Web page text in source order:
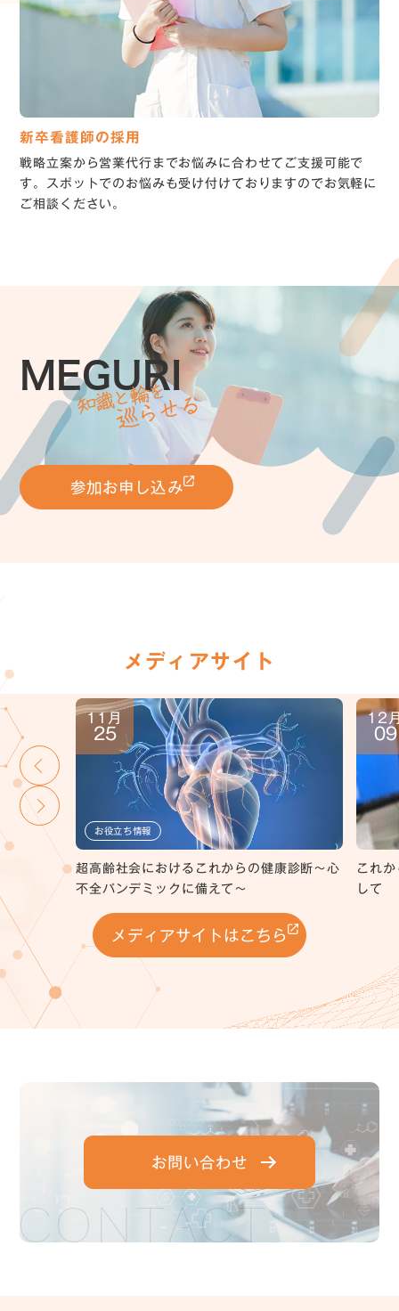
新卒看護師の採用
戦略立案から営業代行までお悩みに合わせてご支援可能で
す。スポットでのお悩みも受け付けておりますのでお気軽に
ご相談ください。
MEGURI
参加お申し込み
メディアサイト
11月
25
お役立ち情報
超高齢社会におけるこれからの健康診断～心
不全パンデミックに備えて～
12
09
これ
して
メディアサイトはこちら
お問い合わせ
CONTACT